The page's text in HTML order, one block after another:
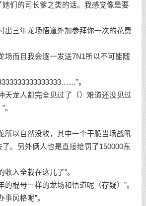
她们的司长爹之类的话。我感觉像是要
出三年龙场悟道外加参拜你一次的花费
场而且我会逐一发送7N1所以不可能随
。
天龙人都完全见过了（）难道还没见过
。
所以自然没收，其中一个干脆当场战吼
。另外俩人也是直接给罚了150000东
收入全栽在这儿了”。
的棍母一样的龙场和悟道呢（存疑）”。
风格呢”。